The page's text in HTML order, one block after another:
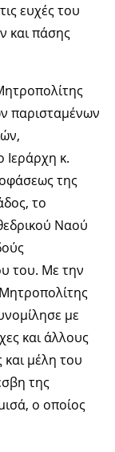
ευχές του
και πάσης
παρισταμένων
κ.
της
το
Ναού
του. Με την
με
και άλλους
μέλη του
της
ο οποίος